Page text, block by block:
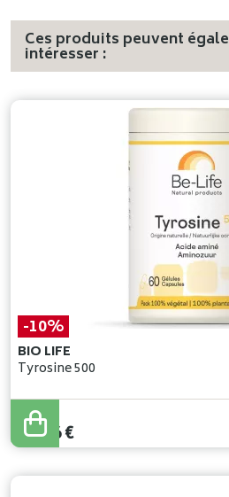
Ces produits peuvent
intéresser :
-10%
BIO LIFE
Tyrosine 500
18,40
16,56€